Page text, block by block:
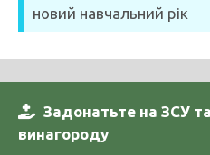
новий навчальний рік
Задонатьте на ЗСУ
винагороду